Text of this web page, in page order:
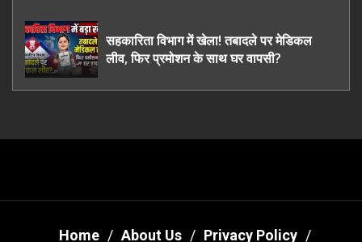
सहकारिता विभाग में खेला! तबादले पर मेडिकल
लीव, फिर प्रमोशन के साथ घर वापसी?
Home About Us Privacy Policy